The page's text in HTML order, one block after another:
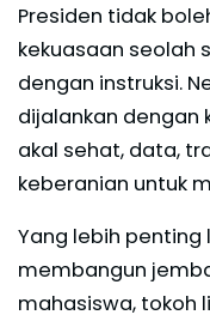
Presiden tidak
kekuasaan seolah
dengan instruksi.
dijalankan dengan
akal sehat, data,
keberanian untuk
Yang lebih penting
membangun
mahasiswa, tokoh